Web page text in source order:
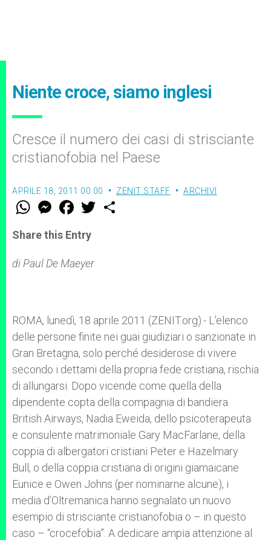
Niente croce, siamo inglesi
Cresce il numero dei casi di strisciante
cristianofobia nel Paese
APRILE 18, 2011 00:00 ZENIT STAFF ARCHIVI
W
t
s
p
p
M
e
s
e
g
e
F
a
e
b
o
k
w
Share this Entry
di Paul De Maeyer
ROMA, lunedì, 18 aprile 2011 (ZENIT.org).- L’elenco
delle persone finite nei guai giudiziari o sanzionate in
Gran Bretagna, solo perché desiderose di vivere
secondo i dettami della propria fede cristiana, rischia
di allungarsi. Dopo vicende come quella della
dipendente copta della compagnia di bandiera
British Airways, Nadia Eweida, dello psicoterapeuta
e consulente matrimoniale Gary MacFarlane, della
coppia di albergatori cristiani Peter e Hazelmary
Bull, o della coppia cristiana di origini giamaicane
Eunice e Owen Johns (per nominarne alcune), i
media d’Oltremanica hanno segnalato un nuovo
esempio di strisciante cristianofobia o – in questo
caso – “crocefobia”. A dedicare ampia attenzione al